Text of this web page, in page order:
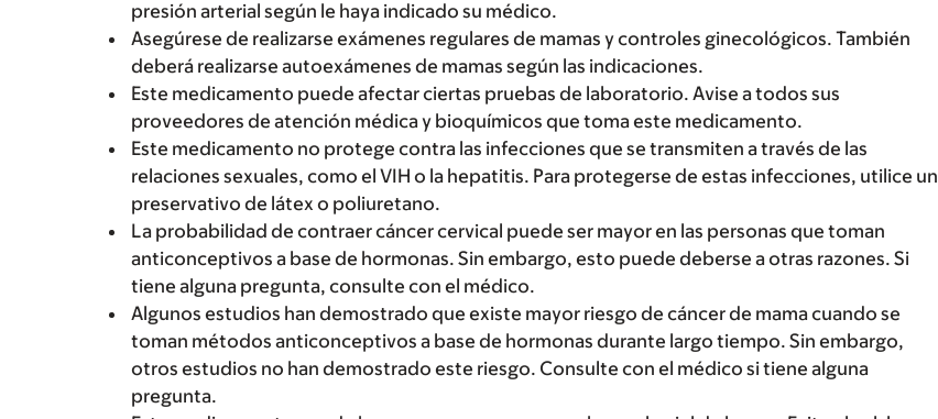
presión arterial según le haya indicado su médico.
Asegúrese de realizarse exámenes regulares de mamas y controles ginecológicos. También
deberá realizarse autoexámenes de mamas según las indicaciones.
Este medicamento puede afectar ciertas pruebas de laboratorio. Avise a todos sus
proveedores de atención médica y bioquímicos que toma este medicamento.
Este medicamento no protege contra las infecciones que se transmiten a través de las
relaciones sexuales, como el VIH o la hepatitis. Para protegerse de estas infecciones, utilice un
preservativo de látex o poliuretano.
La probabilidad de contraer cáncer cervical puede ser mayor en las personas que toman
anticonceptivos a base de hormonas. Sin embargo, esto puede deberse a otras razones. Si
tiene alguna pregunta, consulte con el médico.
Algunos estudios han demostrado que existe mayor riesgo de cáncer de mama cuando se
toman métodos anticonceptivos a base de hormonas durante largo tiempo. Sin embargo,
otros estudios no han demostrado este riesgo. Consulte con el médico si tiene alguna
pregunta.